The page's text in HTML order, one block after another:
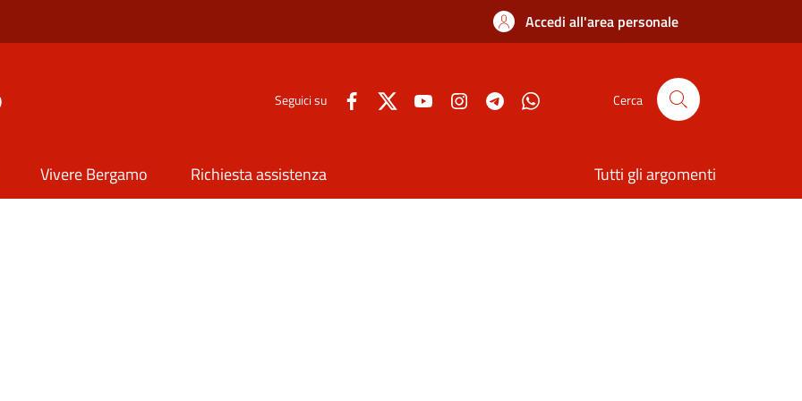
Accedi all'area personale
Seguici su Cerca
Vivere Bergamo Richiesta assistenza Tutti gli argomenti